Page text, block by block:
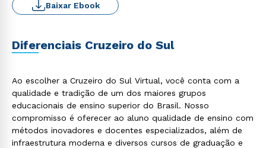
Baixar Ebook
Diferenciais Cruzeiro do Sul
Ao escolher a Cruzeiro do Sul Virtual, você conta com a
qualidade e tradição de um dos maiores grupos
educacionais de ensino superior do Brasil. Nosso
compromisso é oferecer ao aluno qualidade de ensino com
métodos inovadores e docentes especializados, além de
infraestrutura moderna e diversos cursos de graduação e